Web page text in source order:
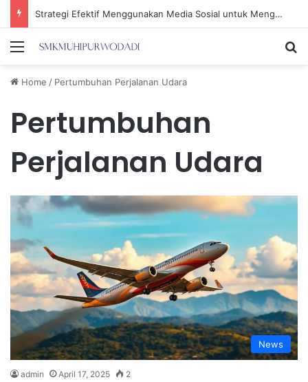
Strategi Efektif Menggunakan Media Sosial untuk Menghemat Waktu Berharga Anda
Menu
Home / Pertumbuhan Perjalanan Udara
Pertumbuhan
Perjalanan Udara
News
admin April 17, 2025 2